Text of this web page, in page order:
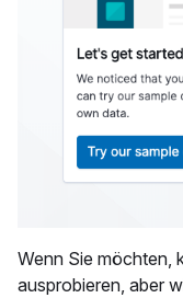
Wenn Sie möchten,
ausprobieren, aber